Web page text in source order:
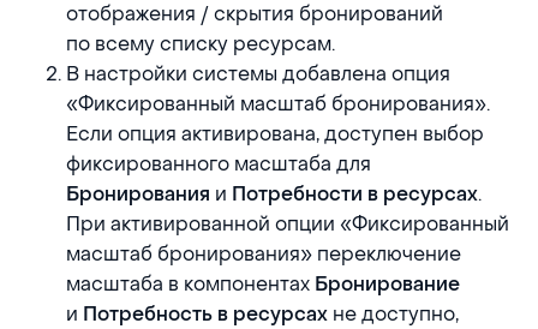
отображения / скрытия бронирований
по всему списку ресурсам.
В настройки системы добавлена опция
«Фиксированный масштаб бронирования».
Если опция активирована, доступен выбор
фиксированного масштаба для
Бронирования и Потребности в ресурсах.
При активированной опции «Фиксированный
масштаб бронирования» переключение
масштаба в компонентах Бронирование
и Потребность в ресурсах не доступно,